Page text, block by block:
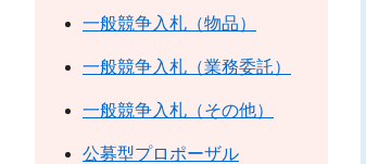
一般競争入札（物品）
一般競争入札（業務委託）
一般競争入札（その他）
公募型プロポーザル